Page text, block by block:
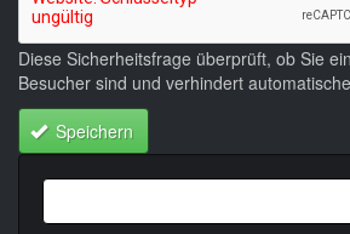
Diese Sicherheitsfrage überprüft, ob Sie
Besucher sind und verhindert
Speichern